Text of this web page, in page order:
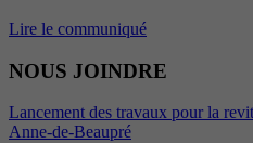
Lire le communiqué
NOUS JOINDRE
Lancement des travaux pour la
Anne-de-Beaupré